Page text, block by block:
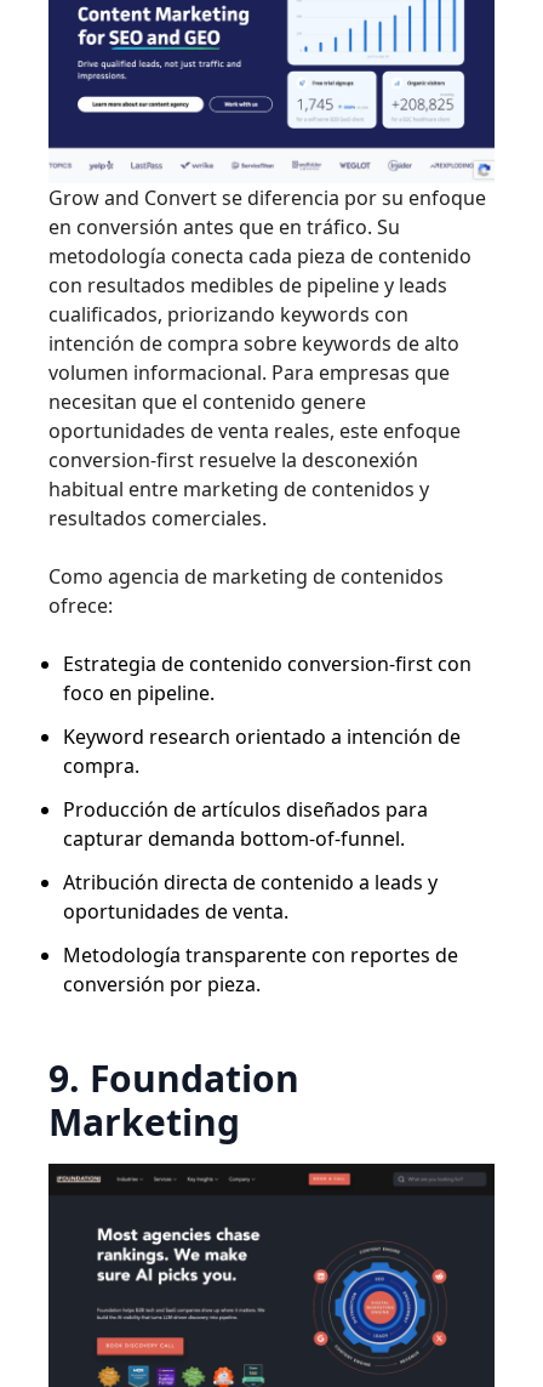
Grow and Convert se diferencia por su enfoque
en conversión antes que en tráfico. Su
metodología conecta cada pieza de contenido
con resultados medibles de pipeline y leads
cualificados, priorizando keywords con
intención de compra sobre keywords de alto
volumen informacional. Para empresas que
necesitan que el contenido genere
oportunidades de venta reales, este enfoque
conversion-first resuelve la desconexión
habitual entre marketing de contenidos y
resultados comerciales.
Como agencia de marketing de contenidos
ofrece:
Estrategia de contenido conversion-first con
foco en pipeline.
Keyword research orientado a intención de
compra.
Producción de artículos diseñados para
capturar demanda bottom-of-funnel.
Atribución directa de contenido a leads y
oportunidades de venta.
Metodología transparente con reportes de
conversión por pieza.
9. Foundation
Marketing